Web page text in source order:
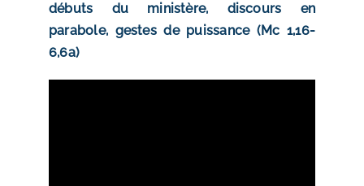
débuts du ministère, discours en
parabole, gestes de puissance (Mc 1,16-
6,6a)